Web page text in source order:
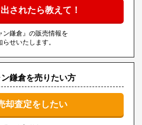
されたら教えて！
ン鎌倉』の販売情報を
せいたします。
鎌倉を売りたい方
却査定をしたい